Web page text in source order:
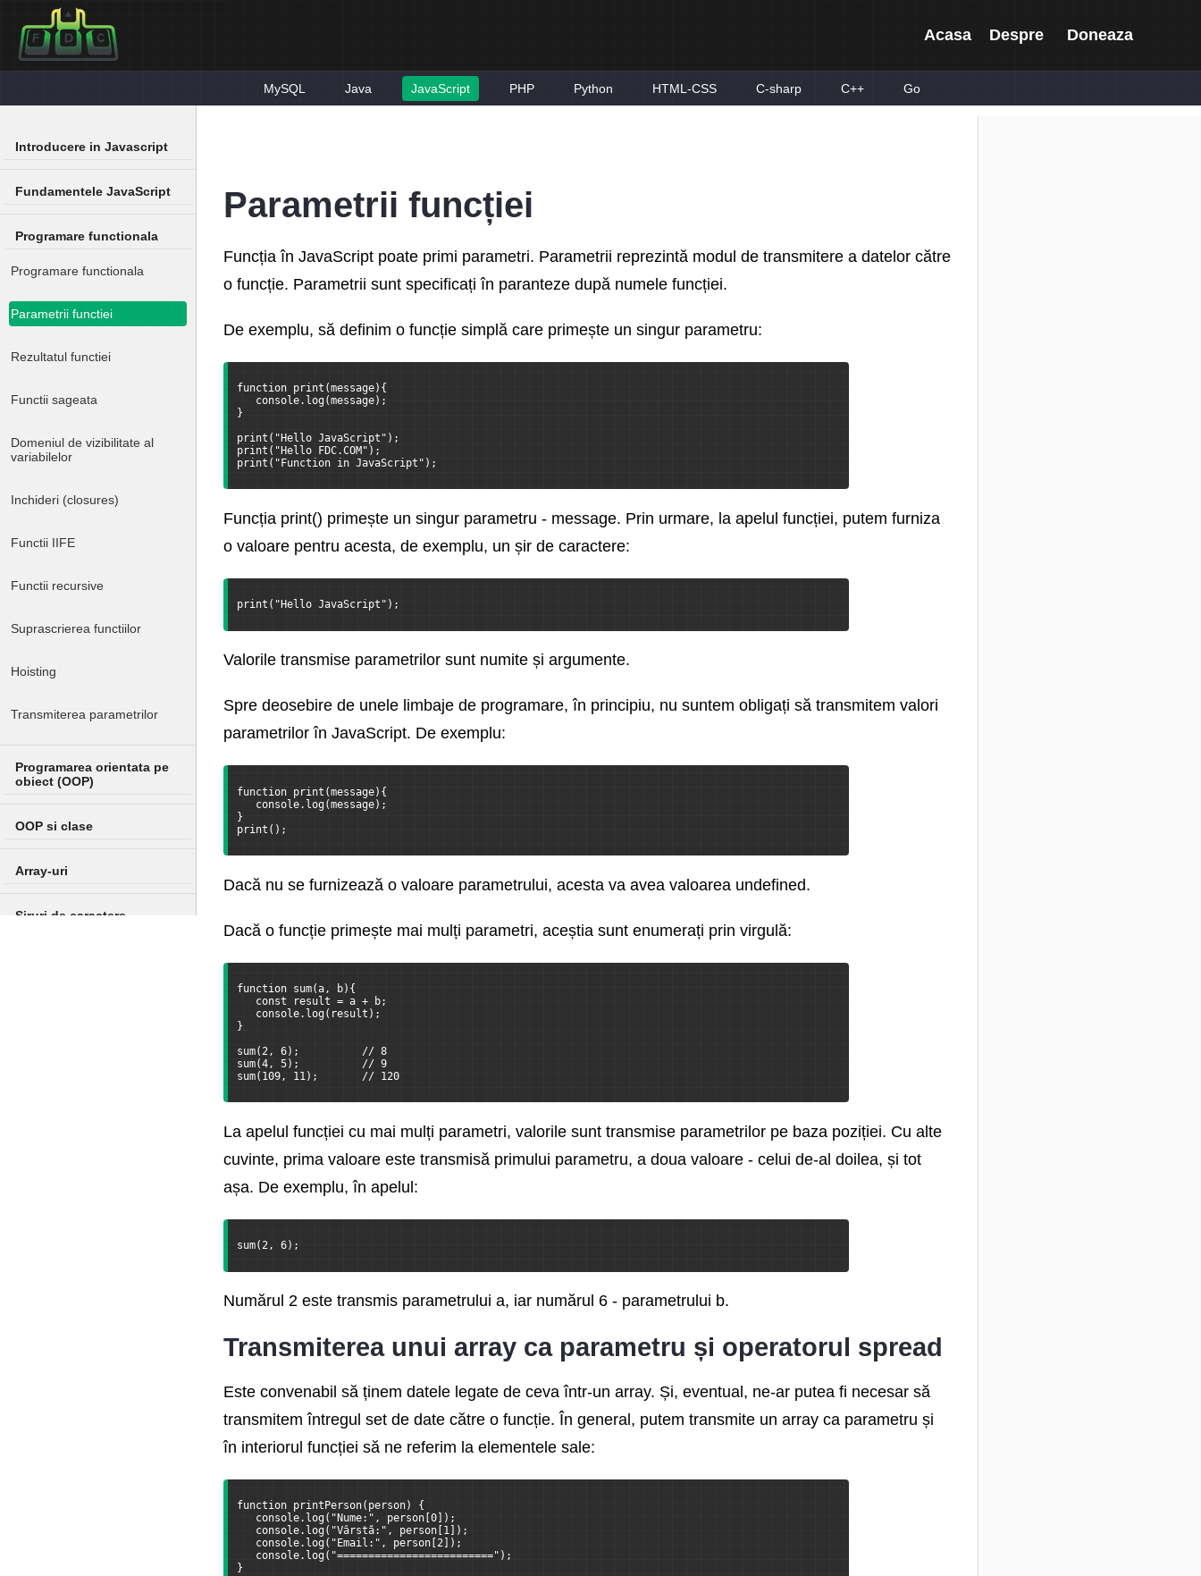
Acasa Despre Doneaza
MySQL Java JavaScript PHP Python HTML-CSS C-sharp C++ Go
Introducere in Javascript
Fundamentele JavaScript
Programare functionala
Programare functionala
Parametrii functiei
Rezultatul functiei
Functii sageata
Domeniul de vizibilitate al
variabilelor
Inchideri (closures)
Functii IIFE
Functii recursive
Suprascrierea functiilor
Hoisting
Transmiterea parametrilor
Programarea orientata pe
obiect (OOP)
OOP si clase
Array-uri
Siruri de caractere
Parametrii funcției
Funcția în JavaScript poate primi parametri. Parametrii reprezintă modul de transmitere a datelor către
o funcție. Parametrii sunt specificați în paranteze după numele funcției.
De exemplu, să definim o funcție simplă care primește un singur parametru:
function print(message){
console.log(message);
}
print("Hello JavaScript");
print("Hello FDC.COM");
print("Function in JavaScript");
Funcția print() primește un singur parametru - message. Prin urmare, la apelul funcției, putem furniza
o valoare pentru acesta, de exemplu, un șir de caractere:
print("Hello JavaScript");
Valorile transmise parametrilor sunt numite și argumente.
Spre deosebire de unele limbaje de programare, în principiu, nu suntem obligați să transmitem valori
parametrilor în JavaScript. De exemplu:
function print(message){
console.log(message);
}
print();
Dacă nu se furnizează o valoare parametrului, acesta va avea valoarea undefined.
Dacă o funcție primește mai mulți parametri, aceștia sunt enumerați prin virgulă:
function sum(a, b){
const result = a + b;
console.log(result);
}
sum(2, 6);          // 8
sum(4, 5);          // 9
sum(109, 11);       // 120
La apelul funcției cu mai mulți parametri, valorile sunt transmise parametrilor pe baza poziției. Cu alte
cuvinte, prima valoare este transmisă primului parametru, a doua valoare - celui de-al doilea, și tot
așa. De exemplu, în apelul:
sum(2, 6);
Numărul 2 este transmis parametrului a, iar numărul 6 - parametrului b.
Transmiterea unui array ca parametru și operatorul spread
Este convenabil să ținem datele legate de ceva într-un array. Și, eventual, ne-ar putea fi necesar să
transmitem întregul set de date către o funcție. În general, putem transmite un array ca parametru și
în interiorul funcției să ne referim la elementele sale:
function printPerson(person) {
console.log("Nume:", person[0]);
console.log("Vârstă:", person[1]);
console.log("Email:", person[2]);
console.log("=========================");
}